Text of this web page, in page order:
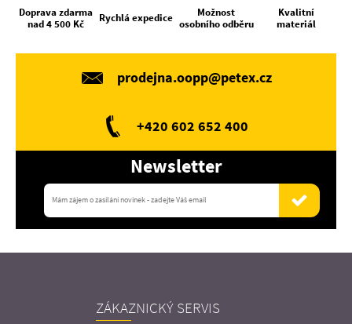
Doprava zdarma
nad 4 500 Kč
Rychlá expedice
Možnost
osobního odběru
Kvalitní
materiál
prodejna.oopp@petex.cz
+420 602 652 400
Newsletter
ZÁKAZNICKÝ SERVIS